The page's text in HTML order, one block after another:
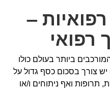
–
רפואי
ביותר בעולם כולו
צורך בסכום כסף גדול על
תרופות ואף ניתוחים ו/או